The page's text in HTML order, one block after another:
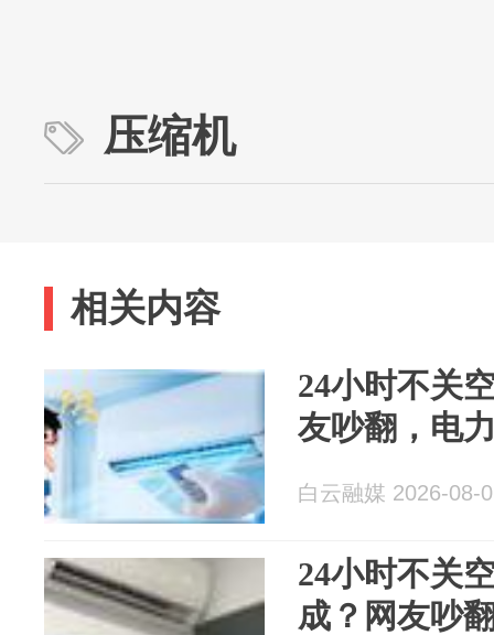
压缩机
相关内容
24小时不关
友吵翻，电
白云融媒 2026-08-
24小时不关
成？网友吵